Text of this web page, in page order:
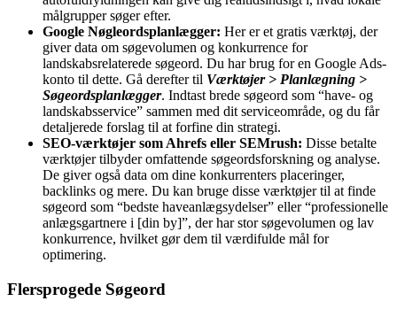
målgrupper søger efter.
Google Nøgleordsplanlægger: Her er et gratis værktøj, der
giver data om søgevolumen og konkurrence for
landskabsrelaterede søgeord. Du har brug for en Google Ads-
konto til dette. Gå derefter til Værktøjer > Planlægning >
Søgeordsplanlægger. Indtast brede søgeord som “have- og
landskabsservice” sammen med dit serviceområde, og du får
detaljerede forslag til at forfine din strategi.
SEO-værktøjer som Ahrefs eller SEMrush: Disse betalte
værktøjer tilbyder omfattende søgeordsforskning og analyse.
De giver også data om dine konkurrenters placeringer,
backlinks og mere. Du kan bruge disse værktøjer til at finde
søgeord som “bedste haveanlægsydelser” eller “professionelle
anlægsgartnere i [din by]”, der har stor søgevolumen og lav
konkurrence, hvilket gør dem til værdifulde mål for
optimering.
Flersprogede Søgeord